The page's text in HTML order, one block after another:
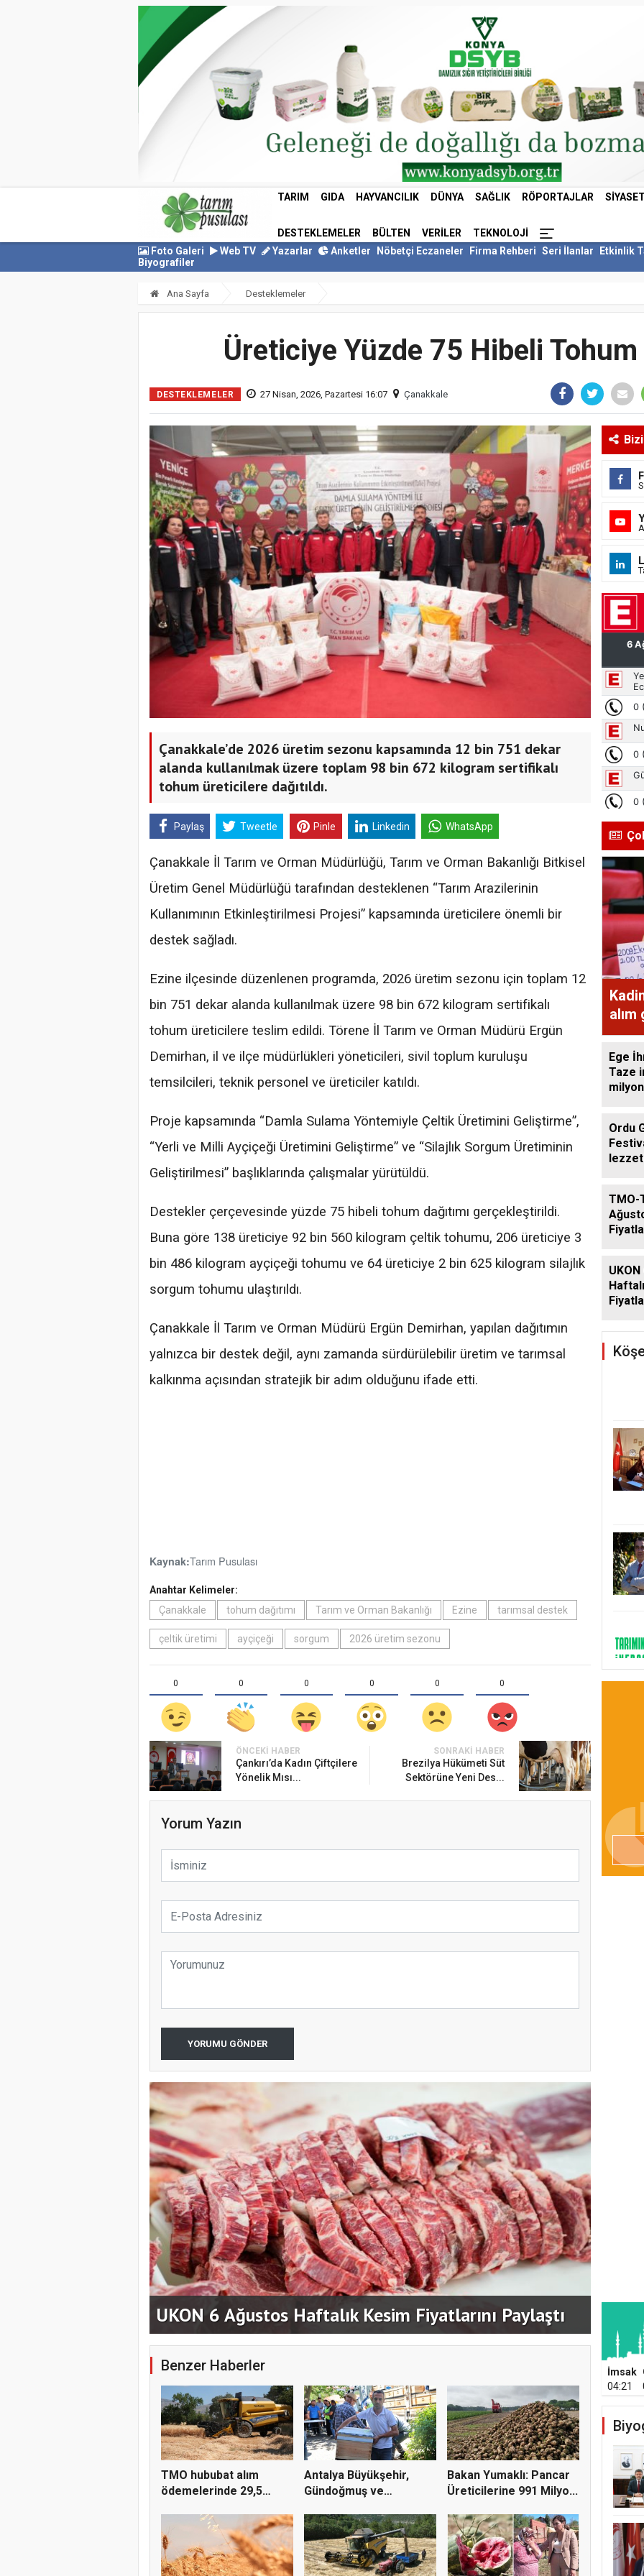
TARIM GIDA HAYVANCILIK DÜNYA SAĞLIK RÖPORTAJLAR SIYASET
DESTEKLEMELER BÜLTEN VERILER
TEKNOLOJI
Foto Galeri
Web TV Yazarlar Anketler Nöbetçi Eczaneler Firma Rehberi Seri İlanlar
Etkinlik
Biyografiler
Ana Sayfa Desteklemeler
Üreticiye Yüzde 75 Hibeli
DESTEKLEMELER 27 Nisan, 2026, Pazartesi 16:07 Çanakkale
Çanakkale’de 2026 üretim sezonu kapsamında 12 bin 751 dekar
alanda kullanılmak üzere toplam 98 bin 672 kilogram sertifikalı
tohum üreticilere dağıtıldı.
Paylaş Tweetle Pinle Linkedin WhatsApp
Çanakkale İl Tarım ve Orman Müdürlüğü, Tarım ve Orman Bakanlığı Bitkisel
Üretim Genel Müdürlüğü tarafından desteklenen “Tarım Arazilerinin
Kullanımının Etkinleştirilmesi Projesi” kapsamında üreticilere önemli bir
destek sağladı.
Ezine ilçesinde düzenlenen programda, 2026 üretim sezonu için toplam 12
bin 751 dekar alanda kullanılmak üzere 98 bin 672 kilogram sertifikalı
tohum üreticilere teslim edildi. Törene İl Tarım ve Orman Müdürü Ergün
Demirhan, il ve ilçe müdürlükleri yöneticileri, sivil toplum kuruluşu
temsilcileri, teknik personel ve üreticiler katıldı.
Proje kapsamında “Damla Sulama Yöntemiyle Çeltik Üretimini Geliştirme”,
“Yerli ve Milli Ayçiçeği Üretimini Geliştirme” ve “Silajlık Sorgum Üretiminin
Geliştirilmesi” başlıklarında çalışmalar yürütüldü.
Destekler çerçevesinde yüzde 75 hibeli tohum dağıtımı gerçekleştirildi.
Buna göre 138 üreticiye 92 bin 560 kilogram çeltik tohumu, 206 üreticiye 3
bin 486 kilogram ayçiçeği tohumu ve 64 üreticiye 2 bin 625 kilogram silajlık
sorgum tohumu ulaştırıldı.
Çanakkale İl Tarım ve Orman Müdürü Ergün Demirhan, yapılan dağıtımın
yalnızca bir destek değil, aynı zamanda sürdürülebilir üretim ve tarımsal
kalkınma açısından stratejik bir adım olduğunu ifade etti.
Kaynak:Tarım Pusulası
Anahtar Kelimeler:
Çanakkale
tohum dağıtımı Tarım ve Orman Bakanlığı Ezine tarımsal destek
çeltik üretimi ayçiçeği sorgum 2026 üretim sezonu
0 0 0 0 0 0
ÖNCEKI HABER
Çankırı’da Kadın Çiftçilere
Yönelik Mısı...
SONRAKI HABER
Brezilya Hükümeti Süt
Sektörüne Yeni Des...
Yorum Yazın
YORUMU GÖNDER
UKON 6 Ağustos Haftalık Kesim Fiyatlarını Paylaştı
Benzer Haberler
TMO hububat alım
ödemelerinde 29,5
Antalya Büyükşehir,
Gündoğmuş ve
Bakan Yumaklı: Pancar
Üreticilerine 991 Milyo...
alım
Ege
Taze
Ordu
TMO-
İmsak
04:21